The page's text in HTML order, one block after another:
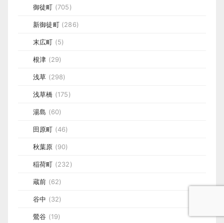
御徒町 (705)
新御徒町(286)
末広町 (5)
根津 (29)
浅草 (298)
浅草橋 (175)
湯島 (60)
田原町 (46)
秋葉原 (90)
稲荷町 (232)
蔵前 (62)
谷中 (32)
鶯谷 (19)